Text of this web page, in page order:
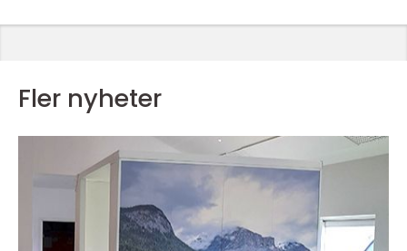
Fler nyheter